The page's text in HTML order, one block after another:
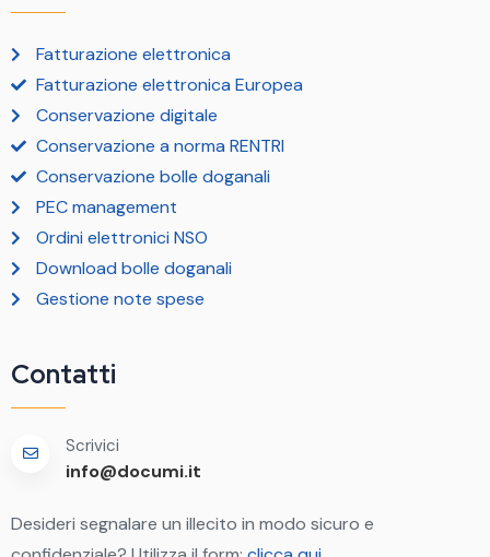
Fatturazione elettronica
Fatturazione elettronica Europea
Conservazione digitale
Conservazione a norma RENTRI
Conservazione bolle doganali
PEC management
Ordini elettronici NSO
Download bolle doganali
Gestione note spese
Contatti
Scrivici
info@documi.it
Desideri segnalare un illecito in modo sicuro e